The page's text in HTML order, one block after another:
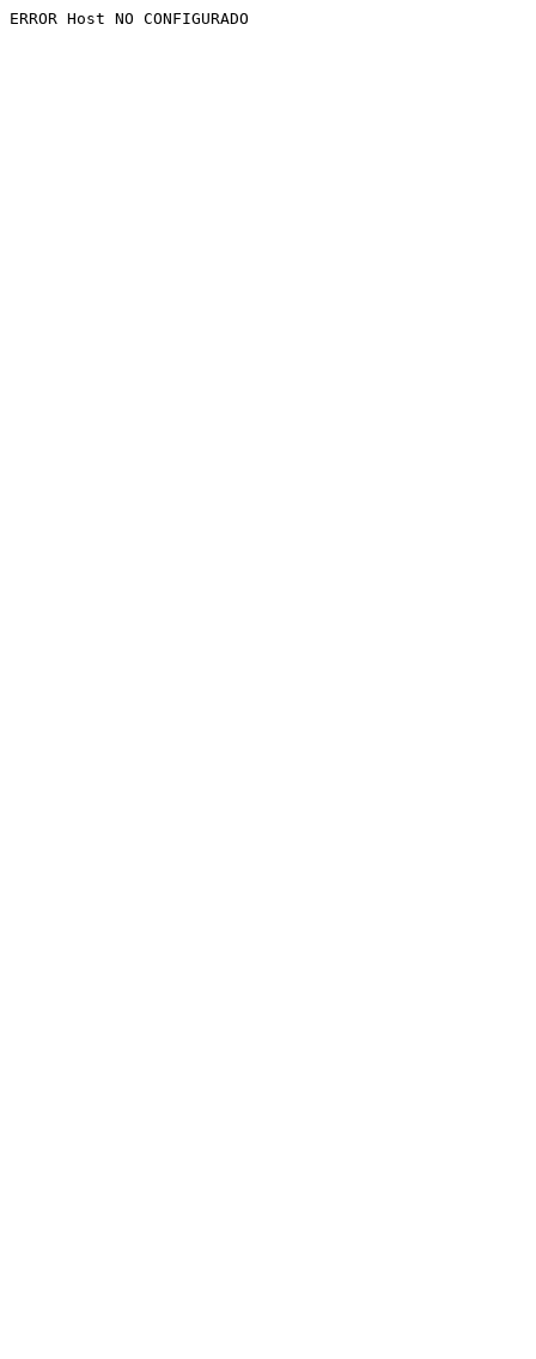
ERROR Host NO CONFIGURADO